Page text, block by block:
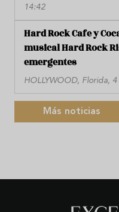
14:42
Hard Rock Cafe y
musical Hard Rock
emergentes
HOLLYWOOD, Florida,
Más noticias